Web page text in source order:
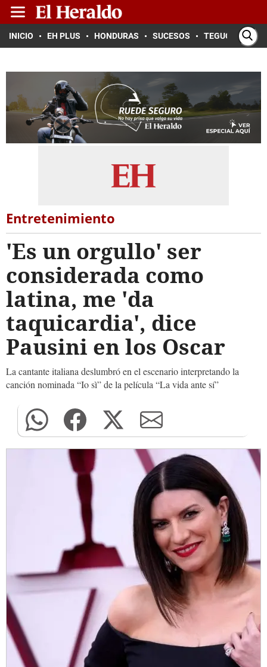
INICIO EH PLUS HONDURAS SUCESOS TEGUCIGALPA
Entretenimiento
'Es un orgullo' ser
considerada como
latina, me 'da
taquicardia', dice
Pausini en los Oscar
La cantante italiana deslumbró en el escenario interpretando la
canción nominada “Io sì” de la película “La vida ante sí”